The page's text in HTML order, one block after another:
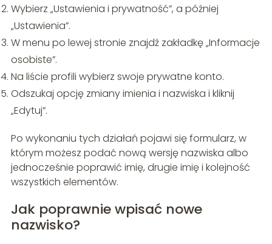
Wybierz „Ustawienia i prywatność”, a później
„Ustawienia”.
W menu po lewej stronie znajdź zakładkę „Informacje
osobiste”.
Na liście profili wybierz swoje prywatne konto.
Odszukaj opcję zmiany imienia i nazwiska i kliknij
„Edytuj”.
Po wykonaniu tych działań pojawi się formularz, w
którym możesz podać nową wersję nazwiska albo
jednocześnie poprawić imię, drugie imię i kolejność
wszystkich elementów.
Jak poprawnie wpisać nowe
nazwisko?